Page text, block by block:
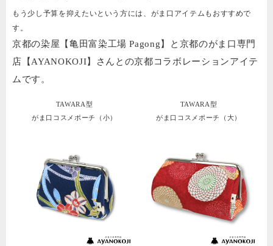
もう少し予算を抑えたいという方には、がま口アイテムもおすすめで
す。
京都の染屋【亀田富染工場 Pagong】と京都のがま口専門
店【AYANOKOJI】さんとの京都コラボレーションアイテ
ムです。
TAWARA型
がま口コスメポーチ（小）
TAWARA型
がま口コスメポーチ（大）